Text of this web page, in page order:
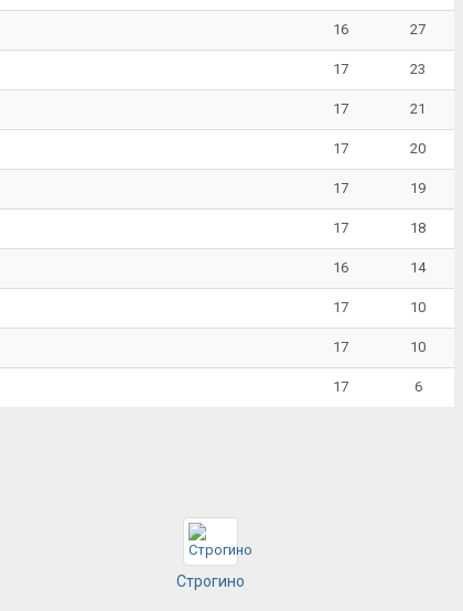
16 27
17 23
17 21
17 20
17 19
17 18
16 14
17 10
17 10
17 6
Строгино